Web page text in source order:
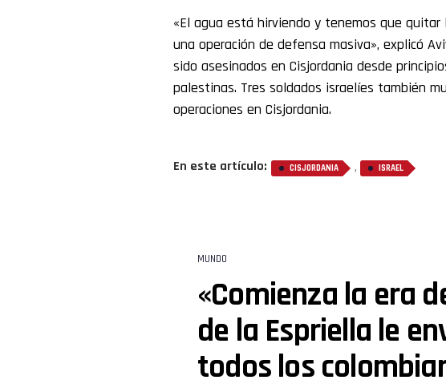
«El agua está hirviendo y tenemos que
una operación de defensa masiva», explicó
sido asesinados en Cisjordania desde
palestinas. Tres soldados israelíes también
operaciones en Cisjordania.
En este artículo: CISJORDANIA , ISRAEL
MUNDO
«Comienza la era
de la Espriella le
todos los